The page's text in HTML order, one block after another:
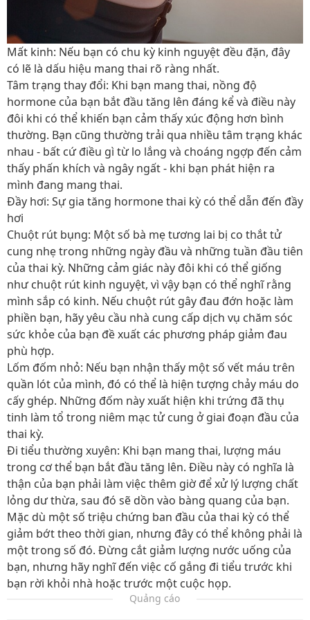
Mất kinh: Nếu bạn có chu kỳ kinh nguyệt đều đặn, đây
có lẽ là dấu hiệu mang thai rõ ràng nhất.
Tâm trạng thay đổi: Khi bạn mang thai, nồng độ
hormone của bạn bắt đầu tăng lên đáng kể và điều này
đôi khi có thể khiến bạn cảm thấy xúc động hơn bình
thường. Bạn cũng thường trải qua nhiều tâm trạng khác
nhau - bất cứ điều gì từ lo lắng và choáng ngợp đến cảm
thấy phấn khích và ngây ngất - khi bạn phát hiện ra
mình đang mang thai.
Đầy hơi: Sự gia tăng hormone thai kỳ có thể dẫn đến đầy
hơi
Chuột rút bụng: Một số bà mẹ tương lai bị co thắt tử
cung nhẹ trong những ngày đầu và những tuần đầu tiên
của thai kỳ. Những cảm giác này đôi khi có thể giống
như chuột rút kinh nguyệt, vì vậy bạn có thể nghĩ rằng
mình sắp có kinh. Nếu chuột rút gây đau đớn hoặc làm
phiền bạn, hãy yêu cầu nhà cung cấp dịch vụ chăm sóc
sức khỏe của bạn đề xuất các phương pháp giảm đau
phù hợp.
Lốm đốm nhỏ: Nếu bạn nhận thấy một số vết máu trên
quần lót của mình, đó có thể là hiện tượng chảy máu do
cấy ghép. Những đốm này xuất hiện khi trứng đã thụ
tinh làm tổ trong niêm mạc tử cung ở giai đoạn đầu của
thai kỳ.
Đi tiểu thường xuyên: Khi bạn mang thai, lượng máu
trong cơ thể bạn bắt đầu tăng lên. Điều này có nghĩa là
thận của bạn phải làm việc thêm giờ để xử lý lượng chất
lỏng dư thừa, sau đó sẽ dồn vào bàng quang của bạn.
Mặc dù một số triệu chứng ban đầu của thai kỳ có thể
giảm bớt theo thời gian, nhưng đây có thể không phải là
một trong số đó. Đừng cắt giảm lượng nước uống của
bạn, nhưng hãy nghĩ đến việc cố gắng đi tiểu trước khi
bạn rời khỏi nhà hoặc trước một cuộc họp.
Quảng cáo